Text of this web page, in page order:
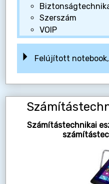
Szerszám
VOIP
Felújított
Számítástechnikai